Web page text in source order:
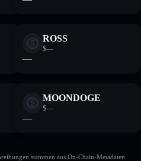
ROSS
$—
—
MOONDOGE
$—
—
stammen aus On-Chain-Metadaten